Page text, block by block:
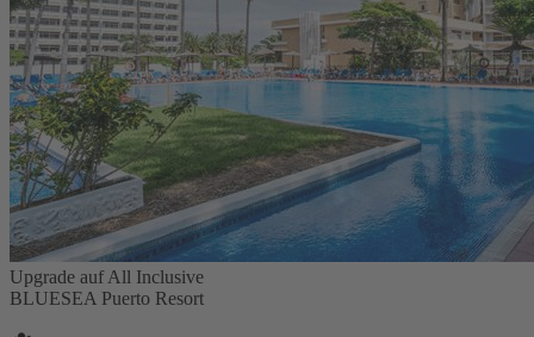
Upgrade auf All Inclusive
BLUESEA Puerto Resort